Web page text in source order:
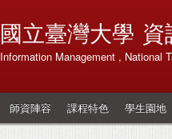
國立臺灣大學 資
Information Management , National
師資陣容 課程特色 學生園地